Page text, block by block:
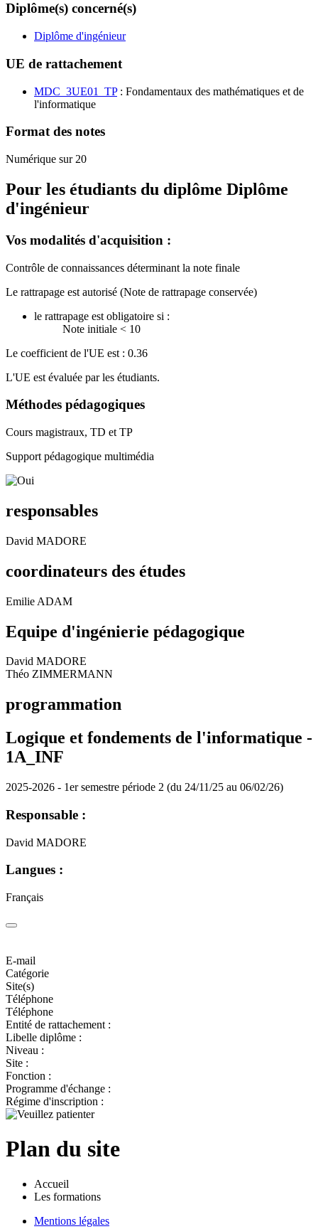
Diplôme(s) concerné(s)
Diplôme d'ingénieur
UE de rattachement
MDC_3UE01_TP: Fondamentaux des mathématiques et de
l'informatique
Format des notes
Numérique sur 20
Pour les étudiants du diplôme Diplôme
d'ingénieur
Vos modalités d'acquisition :
Contrôle de connaissances déterminant la note finale
Le rattrapage est autorisé (Note de rattrapage conservée)
le rattrapage est obligatoire si :
Note initiale < 10
Le coefficient de l'UE est : 0.36
L'UE est évaluée par les étudiants.
Méthodes pédagogiques
Cours magistraux, TD et TP
Support pédagogique multimédia
responsables
David MADORE
coordinateurs des études
Emilie ADAM
Equipe d'ingénierie pédagogique
David MADORE
Théo ZIMMERMANN
programmation
Logique et fondements de l'informatique -
1A_INF
2025-2026 - 1er semestre période 2 (du 24/11/25 au 06/02/26)
Responsable :
David MADORE
Langues :
Français
E-mail
Catégorie
Site(s)
Téléphone
Téléphone
Entité de rattachement :
Libelle diplôme :
Niveau :
Site :
Fonction :
Programme d'échange :
Régime d'inscription :
Plan du site
Accueil
Les formations
Mentions légales